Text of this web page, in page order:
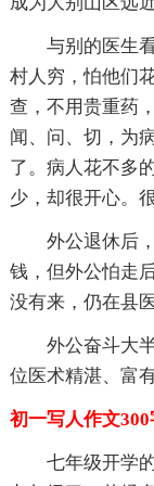
与别的医生
村人穷，怕他们
查，不用贵重药
闻、问、切，为
了。病人花不多
少，却很开心。
外公退休后
钱，但外公怕走
没有来，仍在县
外公奋斗大
位医术精湛、富
初一写人作文300
七年级开学